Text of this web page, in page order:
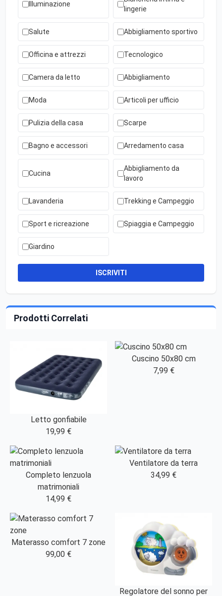
Illuminazione
lingerie
Salute Abbigliamento sportivo
Officina e attrezzi Tecnologico
Camera da letto Abbigliamento
Moda Articoli per ufficio
Pulizia della casa Scarpe
Bagno e accessori Arredamento casa
Cucina
Abbigliamento da
lavoro
Lavanderia Trekking e Campeggio
Sport e ricreazione Spiaggia e Campeggio
Giardino
ISCRIVITI
Prodotti Correlati
Letto gonfiabile
19,99 €
Cuscino 50x80 cm
7,99 €
Completo lenzuola
matrimoniali
14,99 €
Ventilatore da terra
34,99 €
Materasso comfort 7 zone
99,00 €
Regolatore del sonno per